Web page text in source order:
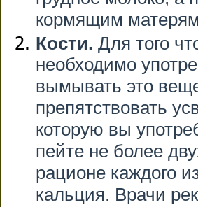
кормящим матерям
Кости. Для того
необходимо
вымывать это
препятствовать
которую вы
пейте не более
рационе каждого
кальция. Врачи